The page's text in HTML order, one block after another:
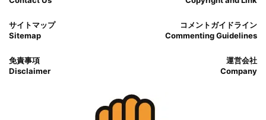
サイトマップ
Sitemap
コメントガイドライン
Commenting Guidelines
免責事項
Disclaimer
運営会社
Company